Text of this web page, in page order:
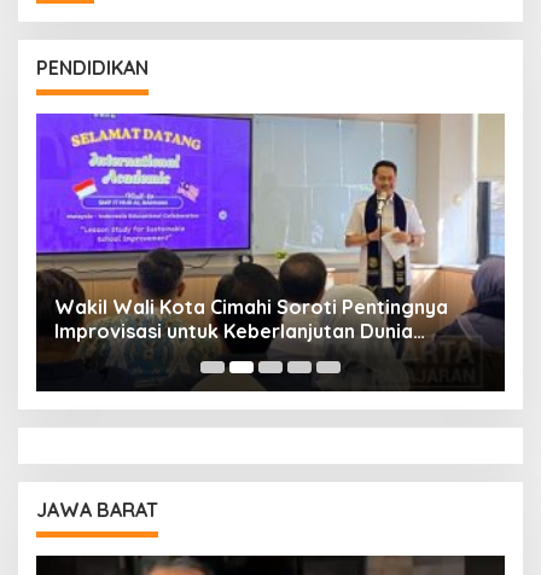
PENDIDIKAN
Wakil Wali Kota Cimahi Soroti Pentingnya
Improvisasi untuk Keberlanjutan Dunia
Pendidikan
JAWA BARAT